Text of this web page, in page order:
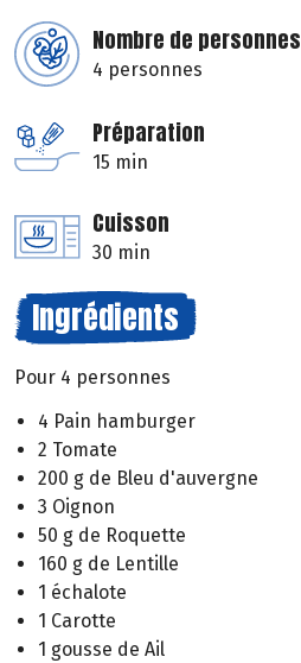
Nombre de personnes
4 personnes
Préparation
15 min
Cuisson
30 min
Ingrédients
Pour 4 personnes
4 Pain hamburger
2 Tomate
200 g de Bleu d'auvergne
3 Oignon
50 g de Roquette
160 g de Lentille
1 échalote
1 Carotte
1 gousse de Ail